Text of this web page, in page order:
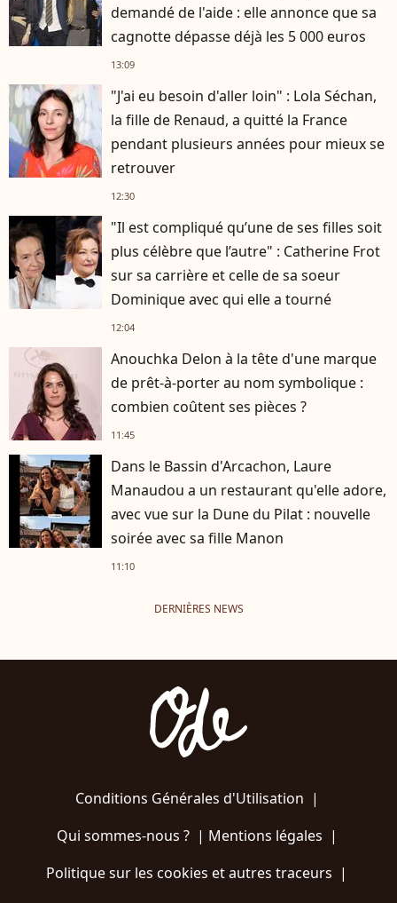
demandé de l'aide : elle annonce que sa
cagnotte dépasse déjà les 5 000 euros
13:09
"J'ai eu besoin d'aller loin" : Lola Séchan,
la fille de Renaud, a quitté la France
pendant plusieurs années pour mieux se
retrouver
12:30
"Il est compliqué qu’une de ses filles soit
plus célèbre que l’autre" : Catherine Frot
sur sa carrière et celle de sa soeur
Dominique avec qui elle a tourné
12:04
Anouchka Delon à la tête d'une marque
de prêt-à-porter au nom symbolique :
combien coûtent ses pièces ?
11:45
Dans le Bassin d'Arcachon, Laure
Manaudou a un restaurant qu'elle adore,
avec vue sur la Dune du Pilat : nouvelle
soirée avec sa fille Manon
11:10
DERNIÈRES NEWS
Conditions Générales d'Utilisation |
Qui sommes-nous ?| Mentions légales |
Politique sur les cookies et autres traceurs |